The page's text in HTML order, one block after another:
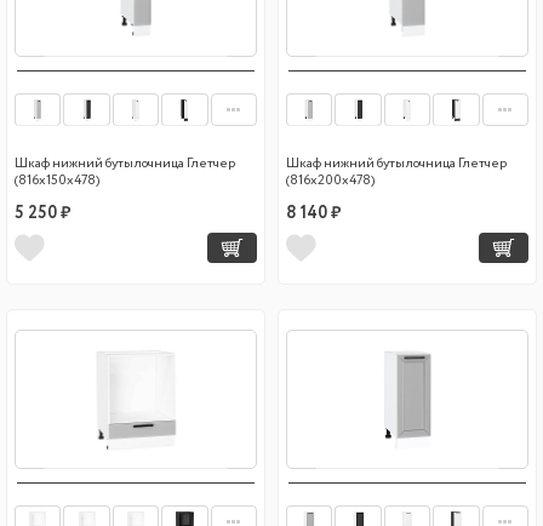
Шкаф нижний бутылочница Глетчер
(816х150х478)
5 250 ₽
Шкаф нижний бутылочница Глетчер
(816х200х478)
8 140 ₽